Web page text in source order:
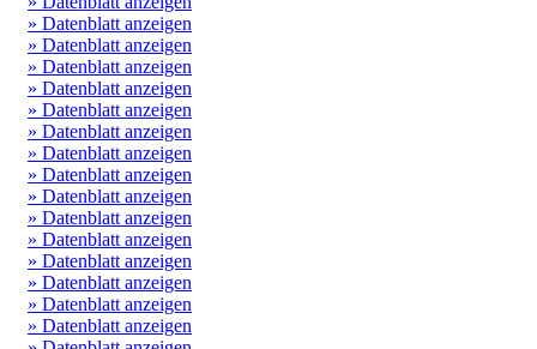
» Datenblatt anzeigen
» Datenblatt anzeigen
» Datenblatt anzeigen
» Datenblatt anzeigen
» Datenblatt anzeigen
» Datenblatt anzeigen
» Datenblatt anzeigen
» Datenblatt anzeigen
» Datenblatt anzeigen
» Datenblatt anzeigen
» Datenblatt anzeigen
» Datenblatt anzeigen
» Datenblatt anzeigen
» Datenblatt anzeigen
» Datenblatt anzeigen